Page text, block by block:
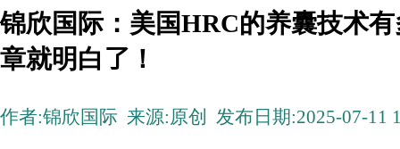
锦欣国际：美国HRC的养囊技术
章就明白了！
作者:锦欣国际 来源:原创 发布日期:2025-07-11